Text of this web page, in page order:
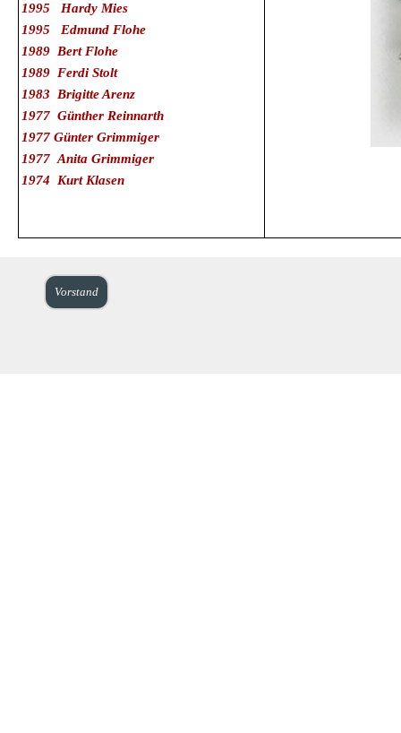
1995 Hardy Mies
1995 Edmund Flohe
1989 Bert Flohe
1989 Ferdi Stolt
1983 Brigitte Arenz
1977 Günther Reinnarth
1977 Günter Grimmiger
1977 Anita Grimmiger
1974 Kurt Klasen
Vorstand